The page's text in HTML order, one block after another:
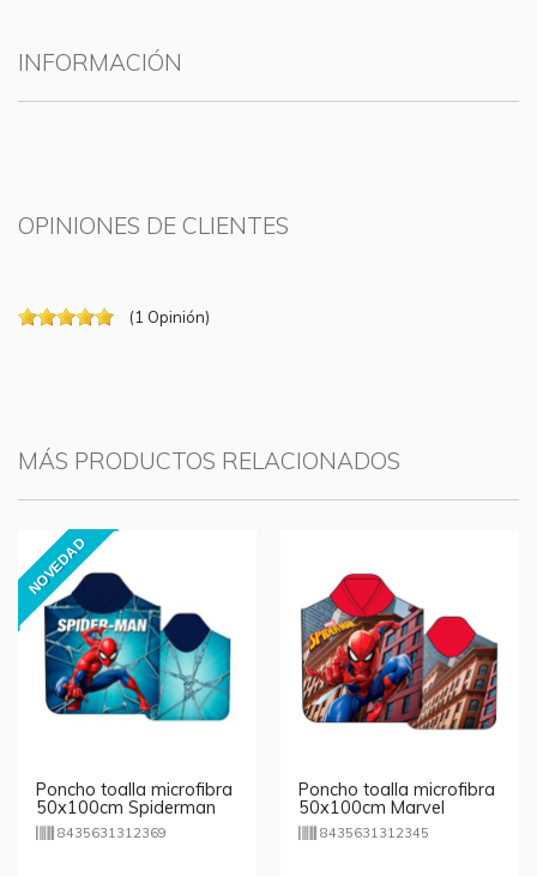
INFORMACIÓN
OPINIONES DE CLIENTES
(1 Opinión)
MÁS PRODUCTOS RELACIONADOS
NOVEDAD
Poncho toalla microfibra
50x100cm Spiderman
Marvel
8435631312369
Poncho toalla microfibra
50x100cm Marvel
Spiderman City
8435631312345